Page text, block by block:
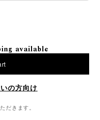
available
の方向け
だきます。